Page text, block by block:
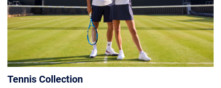
Tennis Collection